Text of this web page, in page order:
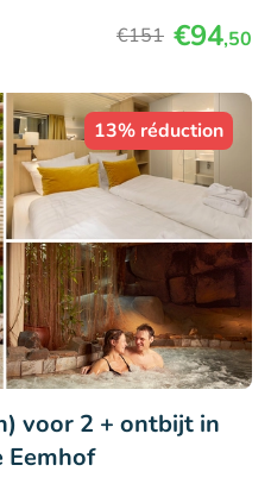
€151 €94,50
13% réduction
voor 2 + ontbijt in
Eemhof